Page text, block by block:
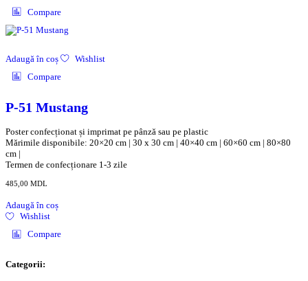
Compare
Adaugă în coș
Wishlist
Compare
P-51 Mustang
Poster confecționat și imprimat pe pânză sau pe plastic
Mărimile disponibile: 20×20 cm | 30 x 30 cm | 40×40 cm | 60×60 cm | 80×80
cm |
Termen de confecționare 1-3 zile
485,00 MDL
Adaugă în coș
Wishlist
Compare
Categorii: